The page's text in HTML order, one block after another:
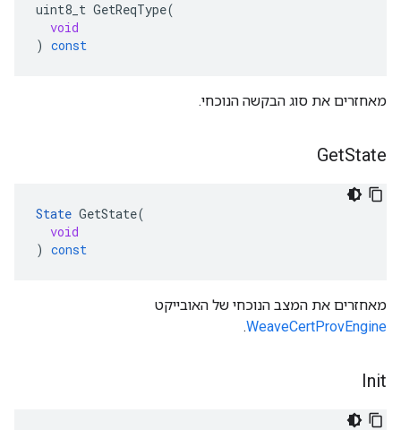
uint8_t GetReqType(
void
) const
מאחזרים את סוג הבקשה הנוכחי.
GetState
State GetState(
void
) const
מאחזרים את המצב הנוכחי של האובייקט
WeaveCertProvEngine
.
Init